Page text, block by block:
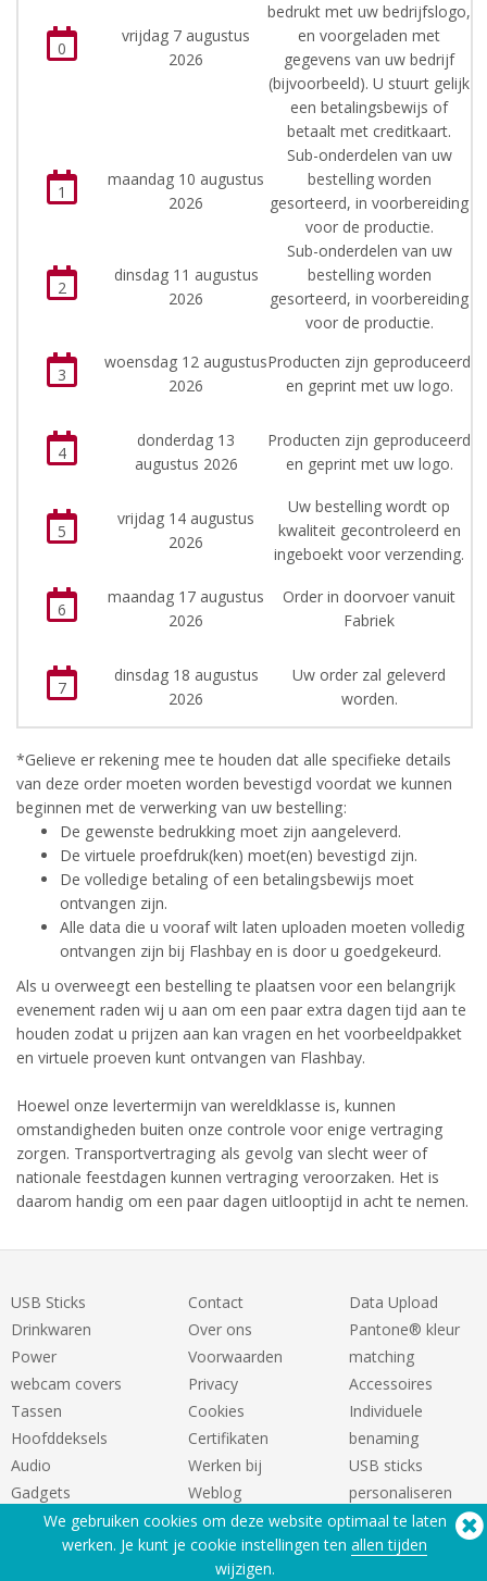
0
vrijdag 7 augustus
2026
bedrukt met uw bedrijfslogo,
en voorgeladen met
gegevens van uw bedrijf
(bijvoorbeeld). U stuurt gelijk
een betalingsbewijs of
betaalt met creditkaart.
1
maandag 10 augustus
2026
Sub-onderdelen van uw
bestelling worden
gesorteerd, in voorbereiding
voor de productie.
2
dinsdag 11 augustus
2026
Sub-onderdelen van uw
bestelling worden
gesorteerd, in voorbereiding
voor de productie.
3
woensdag 12 augustus
2026
Producten zijn geproduceerd
en geprint met uw logo.
4
donderdag 13
augustus 2026
Producten zijn geproduceerd
en geprint met uw logo.
5
vrijdag 14 augustus
2026
Uw bestelling wordt op
kwaliteit gecontroleerd en
ingeboekt voor verzending.
6
maandag 17 augustus
2026
Order in doorvoer vanuit
Fabriek
7
dinsdag 18 augustus
2026
Uw order zal geleverd
worden.
*Gelieve er rekening mee te houden dat alle specifieke details
van deze order moeten worden bevestigd voordat we kunnen
beginnen met de verwerking van uw bestelling:
De gewenste bedrukking moet zijn aangeleverd.
De virtuele proefdruk(ken) moet(en) bevestigd zijn.
De volledige betaling of een betalingsbewijs moet
ontvangen zijn.
Alle data die u vooraf wilt laten uploaden moeten volledig
ontvangen zijn bij Flashbay en is door u goedgekeurd.
Als u overweegt een bestelling te plaatsen voor een belangrijk
evenement raden wij u aan om een paar extra dagen tijd aan te
houden zodat u prijzen aan kan vragen en het voorbeeldpakket
en virtuele proeven kunt ontvangen van Flashbay.
Hoewel onze levertermijn van wereldklasse is, kunnen
omstandigheden buiten onze controle voor enige vertraging
zorgen. Transportvertraging als gevolg van slecht weer of
nationale feestdagen kunnen vertraging veroorzaken. Het is
daarom handig om een paar dagen uitlooptijd in acht te nemen.
USB Sticks
Drinkwaren
Power
webcam covers
Tassen
Hoofddeksels
Audio
Gadgets
Contact
Over ons
Voorwaarden
Privacy
Cookies
Certifikaten
Werken bij
Weblog
Data Upload
Pantone® kleur
matching
Accessoires
Individuele
benaming
USB sticks
personaliseren
We gebruiken cookies om deze website optimaal te laten
werken. Je kunt je cookie instellingen ten allen tijden
wijzigen.